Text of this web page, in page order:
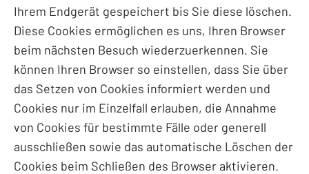
Ihrem Endgerät gespeichert bis Sie diese löschen.
Diese Cookies ermöglichen es uns, Ihren Browser
beim nächsten Besuch wiederzuerkennen. Sie
können Ihren Browser so einstellen, dass Sie über
das Setzen von Cookies informiert werden und
Cookies nur im Einzelfall erlauben, die Annahme
von Cookies für bestimmte Fälle oder generell
ausschließen sowie das automatische Löschen der
Cookies beim Schließen des Browser aktivieren.